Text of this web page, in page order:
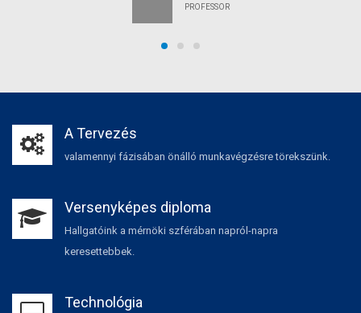
PROFESSOR
A Tervezés
valamennyi fázisában önálló munkavégzésre törekszünk.
Versenyképes diploma
Hallgatóink a mérnöki szférában napról-napra
keresettebbek.
Technológia